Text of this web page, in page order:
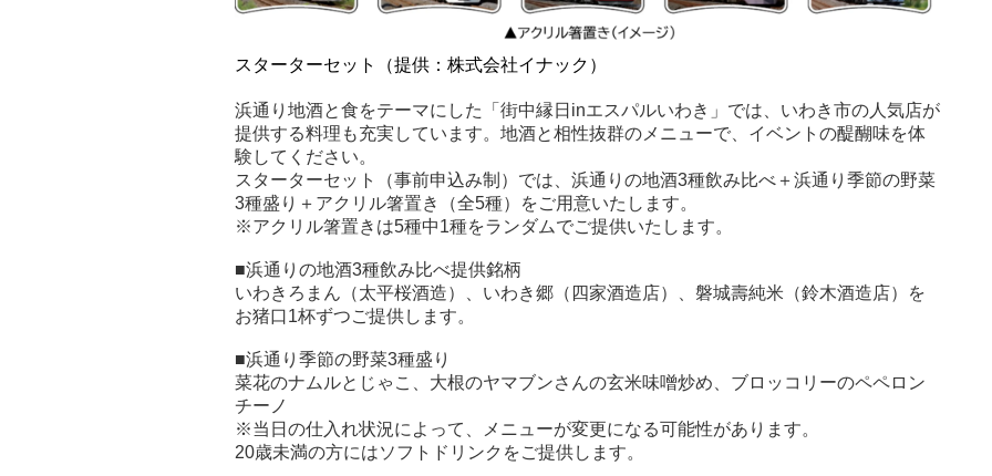
スターターセット（提供：株式会社イナック）
浜通り地酒と食をテーマにした「街中縁日inエスパルいわき」では、いわき市の人気店が
提供する料理も充実しています。地酒と相性抜群のメニューで、イベントの醍醐味を体
験してください。
スターターセット（事前申込み制）では、浜通りの地酒3種飲み比べ＋浜通り季節の野菜
3種盛り＋アクリル箸置き（全5種）をご用意いたします。
※アクリル箸置きは5種中1種をランダムでご提供いたします。
■浜通りの地酒3種飲み比べ提供銘柄
いわきろまん（太平桜酒造）、いわき郷（四家酒造店）、磐城壽純米（鈴木酒造店）を
お猪口1杯ずつご提供します。
■浜通り季節の野菜3種盛り
菜花のナムルとじゃこ、大根のヤマブンさんの玄米味噌炒め、ブロッコリーのペペロン
チーノ
※当日の仕入れ状況によって、メニューが変更になる可能性があります。
20歳未満の方にはソフトドリンクをご提供します。